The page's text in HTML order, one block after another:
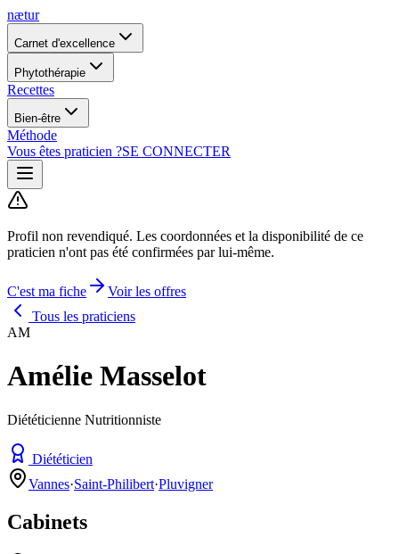
nætur
Carnet d'excellence
Phytothérapie
Recettes
Bien-être
Méthode
Vous êtes praticien ?SE CONNECTER
Profil non revendiqué. Les coordonnées et la disponibilité de ce
praticien n'ont pas été confirmées par lui-même.
C'est ma fiche
Voir les offres
Tous les praticiens
AM
Amélie Masselot
Diététicienne Nutritionniste
Diététicien
Vannes·Saint-Philibert·Pluvigner
Cabinets